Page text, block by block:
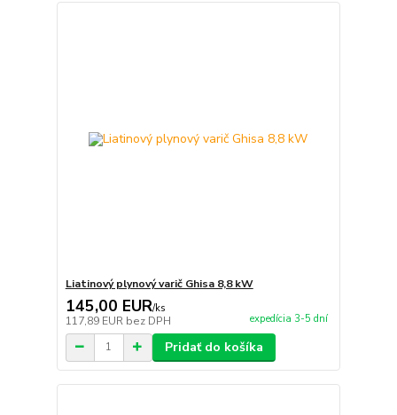
Liatinový plynový varič Ghisa 8,8 kW
145,00 EUR/ks
117,89 EUR bez DPH expedícia 3-5 dní
Pridať do košíka